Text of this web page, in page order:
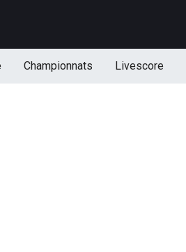
Championnats Livescore